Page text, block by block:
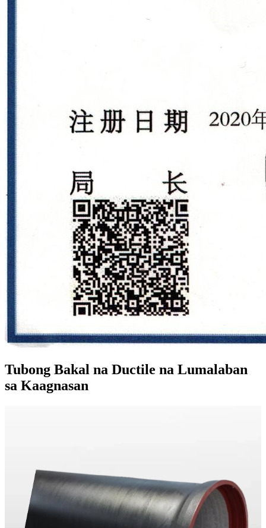
Tubong Bakal na Ductile na Lumalaban
sa Kaagnasan